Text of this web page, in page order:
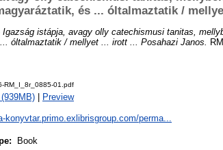
és ... óltalmaztatik /
Igazság istápja, avagy olly catechismusi tanitas,
óltalmaztatik / mellyet ... irott ... Posahazi Janos.
RM_I_8r_0885-01.pdf
Preview
konyvtar.primo.exlibrisgroup.com/perma...
Book